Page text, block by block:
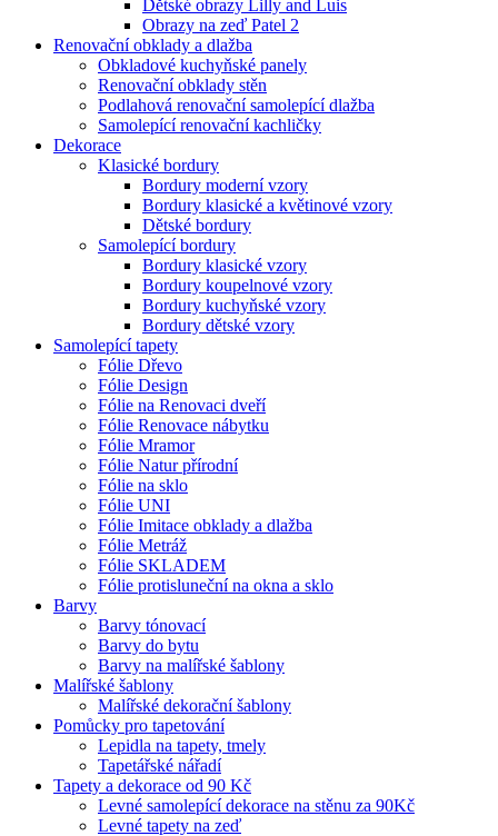
Dětské obrazy Lilly and Luis
Obrazy na zeď Patel 2
Renovační obklady a dlažba
Obkladové kuchyňské panely
Renovační obklady stěn
Podlahová renovační samolepící dlažba
Samolepící renovační kachličky
Dekorace
Klasické bordury
Bordury moderní vzory
Bordury klasické a květinové vzory
Dětské bordury
Samolepící bordury
Bordury klasické vzory
Bordury koupelnové vzory
Bordury kuchyňské vzory
Bordury dětské vzory
Samolepící tapety
Fólie Dřevo
Fólie Design
Fólie na Renovaci dveří
Fólie Renovace nábytku
Fólie Mramor
Fólie Natur přírodní
Fólie na sklo
Fólie UNI
Fólie Imitace obklady a dlažba
Fólie Metráž
Fólie SKLADEM
Fólie protisluneční na okna a sklo
Barvy
Barvy tónovací
Barvy do bytu
Barvy na malířské šablony
Malířské šablony
Malířské dekorační šablony
Pomůcky pro tapetování
Lepidla na tapety, tmely
Tapetářské nářadí
Tapety a dekorace od 90 Kč
Levné samolepící dekorace na stěnu za 90Kč
Levné tapety na zeď